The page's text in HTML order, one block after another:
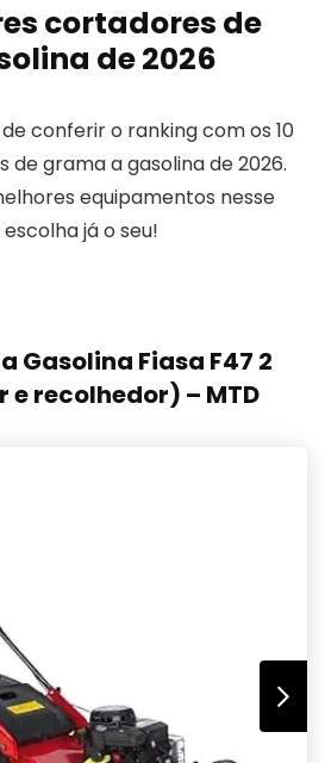
cortadores de
de 2026
conferir o ranking com os 10
grama a gasolina de 2026.
equipamentos nesse
já o seu!
Gasolina Fiasa F47 2
e recolhedor) – MTD